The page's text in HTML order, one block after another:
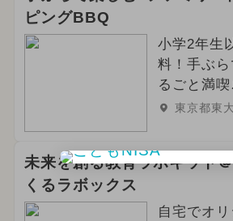
ピングBBQ
小学2年生
料！手ぶら
るごと満喫
東京都東
未来を創る教育ラボキット
くるラボックス
自宅でオ